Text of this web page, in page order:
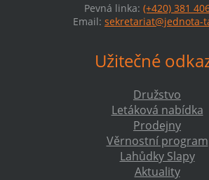
Pevná linka: (+420) 381
Email: sekretariat@jednota-
Užitečné
Družstvo
Letáková nabídka
Prodejny
Věrnostní program
Lahůdky Slapy
Aktuality